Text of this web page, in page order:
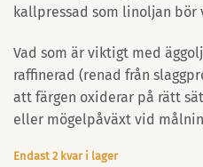
kallpressad som linoljan
Vad som är viktigt med
raffinerad (renad från
att färgen oxiderar på rätt
eller mögelpåväxt vid
Endast 2 kvar i lager